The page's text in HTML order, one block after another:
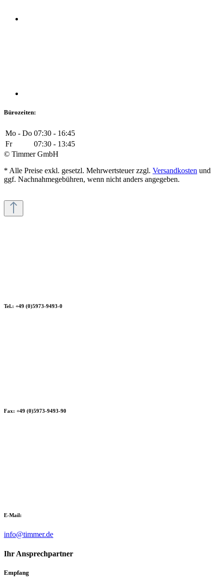
Bürozeiten:
Mo - Do 07:30 - 16:45
Fr
07:30 - 13:45
© Timmer GmbH
* Alle Preise exkl. gesetzl. Mehrwertsteuer zzgl. Versandkosten und
ggf. Nachnahmegebühren, wenn nicht anders angegeben.
Tel.: +49 (0)5973-9493-0
Fax: +49 (0)5973-9493-90
E-Mail:
info@timmer.de
Ihr Ansprechpartner
Empfang